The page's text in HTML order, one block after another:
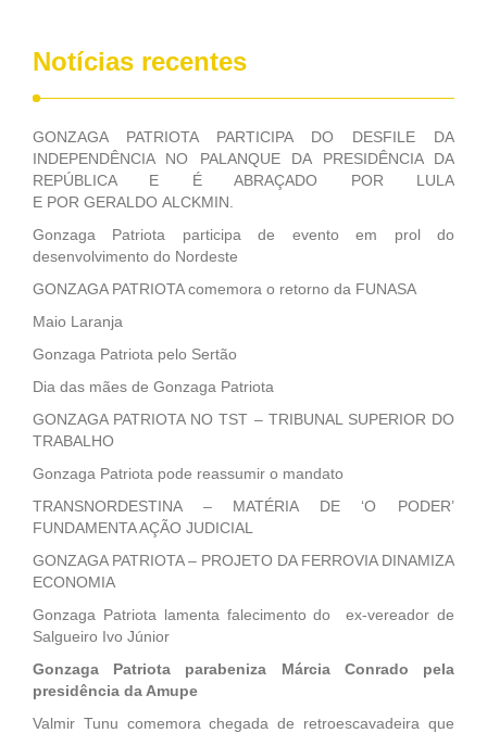
Notícias recentes
GONZAGA PATRIOTA PARTICIPA DO DESFILE DA
INDEPENDÊNCIA NO PALANQUE DA PRESIDÊNCIA DA
REPÚBLICA E É ABRAÇADO POR LULA
E POR GERALDO ALCKMIN.
Gonzaga Patriota participa de evento em prol do
desenvolvimento do Nordeste
GONZAGA PATRIOTA comemora o retorno da FUNASA
Maio Laranja
Gonzaga Patriota pelo Sertão
Dia das mães de Gonzaga Patriota
GONZAGA PATRIOTA NO TST – TRIBUNAL SUPERIOR DO
TRABALHO
Gonzaga Patriota pode reassumir o mandato
TRANSNORDESTINA – MATÉRIA DE ‘O PODER’
FUNDAMENTA AÇÃO JUDICIAL
GONZAGA PATRIOTA – PROJETO DA FERROVIA DINAMIZA
ECONOMIA
Gonzaga Patriota lamenta falecimento do ex-vereador de
Salgueiro Ivo Júnior
Gonzaga Patriota parabeniza Márcia Conrado pela
presidência da Amupe
Valmir Tunu comemora chegada de retroescavadeira que